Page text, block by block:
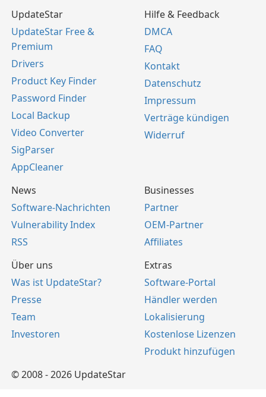
UpdateStar
UpdateStar Free &
Premium
Drivers
Product Key Finder
Password Finder
Local Backup
Video Converter
SigParser
AppCleaner
Hilfe & Feedback
DMCA
FAQ
Kontakt
Datenschutz
Impressum
Verträge kündigen
Widerruf
News
Software-Nachrichten
Vulnerability Index
RSS
Businesses
Partner
OEM-Partner
Affiliates
Über uns
Was ist UpdateStar?
Presse
Team
Investoren
Extras
Software-Portal
Händler werden
Lokalisierung
Kostenlose Lizenzen
Produkt hinzufügen
© 2008 - 2026 UpdateStar